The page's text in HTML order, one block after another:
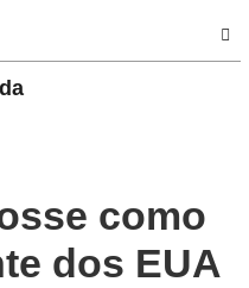
como
dos EUA